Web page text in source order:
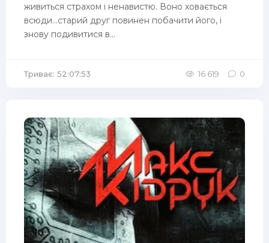
живиться страхом і ненавистю. Воно ховається
всюди...старий друг повинен побачити його, і
знову подивитися в...
Триває: 52:07:53 16 619 0